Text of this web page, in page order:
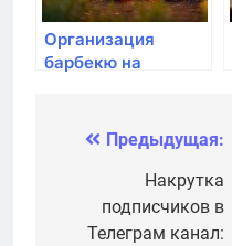
Организация
барбекю на
плюсы услуги
Навигация
записям
Предыдущая:
Накрутка
подписчиков в
Телеграм канал: